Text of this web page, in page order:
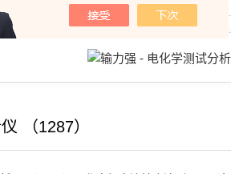
（1287）